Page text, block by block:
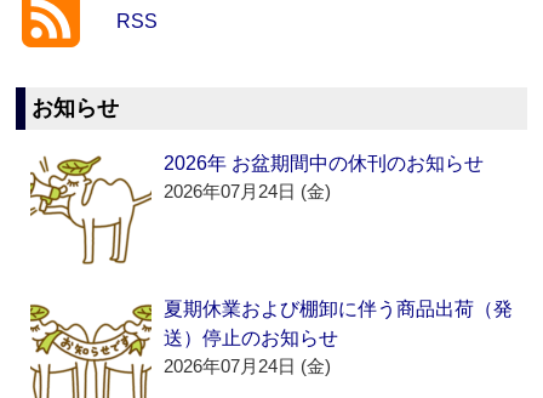
RSS
お知らせ
2026年 お盆期間中の休刊のお知らせ
2026年07月24日 (金)
夏期休業および棚卸に伴う商品出荷（発
送）停止のお知らせ
2026年07月24日 (金)